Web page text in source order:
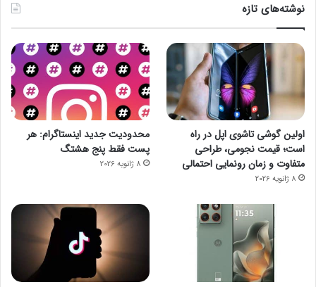
نوشته‌های تازه
اولین گوشی تاشوی اپل در راه
است؛ قیمت نجومی، طراحی
متفاوت و زمان رونمایی احتمالی
8 ژانویه 2026
محدودیت جدید اینستاگرام: هر
پست فقط پنج هشتگ
8 ژانویه 2026